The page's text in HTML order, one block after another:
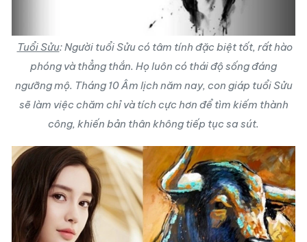
Tuổi Sửu: Người tuổi Sửu có tâm tính đặc biệt tốt, rất hào
phóng và thẳng thắn. Họ luôn có thái độ sống đáng
ngưỡng mộ. Tháng 10 Âm lịch năm nay, con giáp tuổi Sửu
sẽ làm việc chăm chỉ và tích cực hơn để tìm kiếm thành
công, khiến bản thân không tiếp tục sa sút.